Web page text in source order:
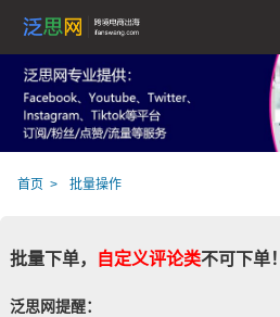
首页 批量操作
批量下单， 自定义评论类不可下单
泛思网提醒：